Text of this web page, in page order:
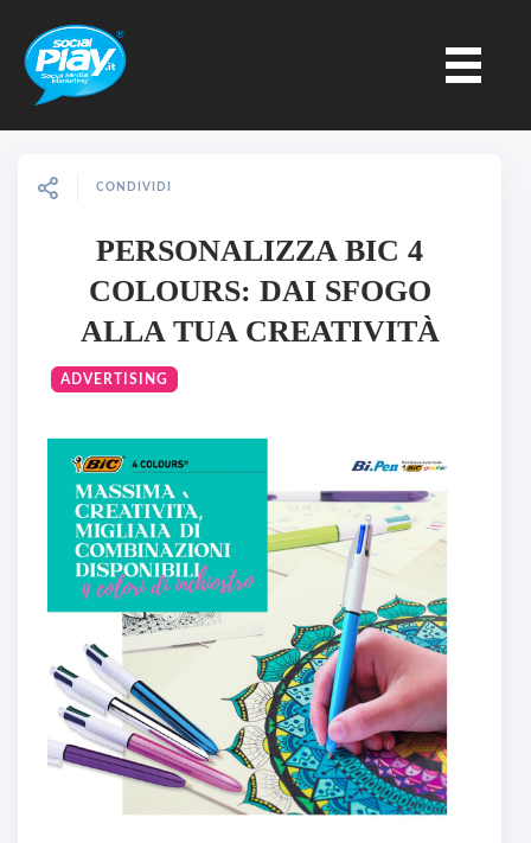
CONDIVIDI
PERSONALIZZA BIC 4
COLOURS: DAI SFOGO
ALLA TUA CREATIVITÀ
ADVERTISING